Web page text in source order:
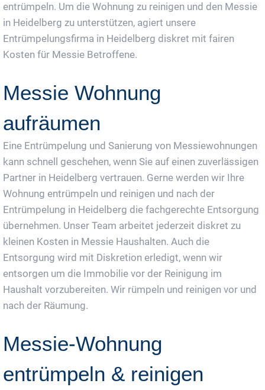
entrümpeln. Um die Wohnung zu reinigen und den Messie
in Heidelberg zu unterstützen, agiert unsere
Entrümpelungsfirma in Heidelberg diskret mit fairen
Kosten für Messie Betroffene.
Messie Wohnung
aufräumen
Eine Entrümpelung und Sanierung von Messiewohnungen
kann schnell geschehen, wenn Sie auf einen zuverlässigen
Partner in Heidelberg vertrauen. Gerne werden wir Ihre
Wohnung entrümpeln und reinigen und nach der
Entrümpelung in Heidelberg die fachgerechte Entsorgung
übernehmen. Unser Team arbeitet jederzeit diskret zu
kleinen Kosten in Messie Haushalten. Auch die
Entsorgung wird mit Diskretion erledigt, wenn wir
entsorgen um die Immobilie vor der Reinigung im
Haushalt vorzubereiten. Wir rümpeln und reinigen vor und
nach der Räumung.
Messie-Wohnung
entrümpeln & reinigen